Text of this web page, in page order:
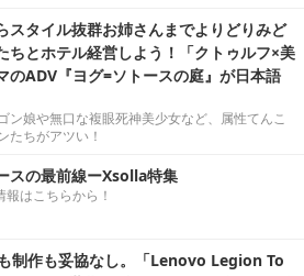
スタイル抜群お姉さんまでよりどりみど
ちとホテル経営しよう！「クトゥルフ×美
のADV『ヨグ=ソトースの庭』が日本語
ン娘や無口な複眼死神美少女など、属性てんこ
たちがアツい！
スの最前線ーXsolla特集
はこちらから！
制作も妥協なし。「Lenovo Legion To